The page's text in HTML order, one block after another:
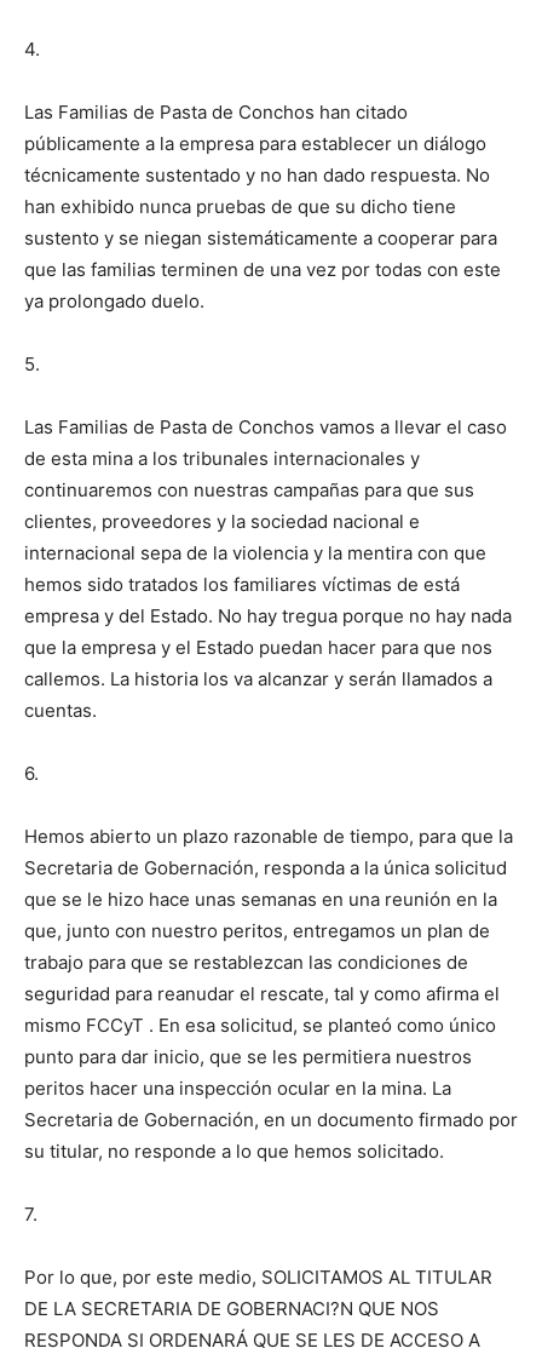
4.
Las Familias de Pasta de Conchos han citado
públicamente a la empresa para establecer un diálogo
técnicamente sustentado y no han dado respuesta. No
han exhibido nunca pruebas de que su dicho tiene
sustento y se niegan sistemáticamente a cooperar para
que las familias terminen de una vez por todas con este
ya prolongado duelo.
5.
Las Familias de Pasta de Conchos vamos a llevar el caso
de esta mina a los tribunales internacionales y
continuaremos con nuestras campañas para que sus
clientes, proveedores y la sociedad nacional e
internacional sepa de la violencia y la mentira con que
hemos sido tratados los familiares víctimas de está
empresa y del Estado. No hay tregua porque no hay nada
que la empresa y el Estado puedan hacer para que nos
callemos. La historia los va alcanzar y serán llamados a
cuentas.
6.
Hemos abierto un plazo razonable de tiempo, para que la
Secretaria de Gobernación, responda a la única solicitud
que se le hizo hace unas semanas en una reunión en la
que, junto con nuestro peritos, entregamos un plan de
trabajo para que se restablezcan las condiciones de
seguridad para reanudar el rescate, tal y como afirma el
mismo FCCyT . En esa solicitud, se planteó como único
punto para dar inicio, que se les permitiera nuestros
peritos hacer una inspección ocular en la mina. La
Secretaria de Gobernación, en un documento firmado por
su titular, no responde a lo que hemos solicitado.
7.
Por lo que, por este medio, SOLICITAMOS AL TITULAR
DE LA SECRETARIA DE GOBERNACI?N QUE NOS
RESPONDA SI ORDENARÁ QUE SE LES DE ACCESO A